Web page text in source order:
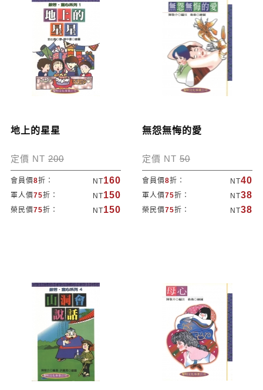
地上的星星
定價 NT 200
會員價8折： NT160
軍人價75折： NT150
榮民價75折： NT150
無怨無悔的愛
定價 NT 50
會員價8折： NT40
軍人價75折： NT38
榮民價75折： NT38